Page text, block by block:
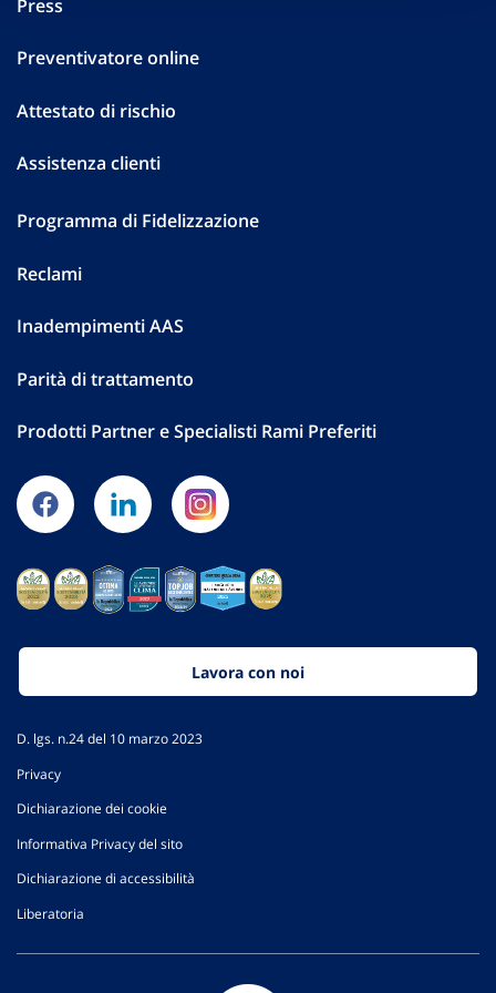
Press
Preventivatore online
Attestato di rischio
Assistenza clienti
Programma di Fidelizzazione
Reclami
Inadempimenti AAS
Parità di trattamento
Prodotti Partner e Specialisti Rami Preferiti
Lavora con noi
D. lgs. n.24 del 10 marzo 2023
Privacy
Dichiarazione dei cookie
Informativa Privacy del sito
Dichiarazione di accessibilità
Liberatoria